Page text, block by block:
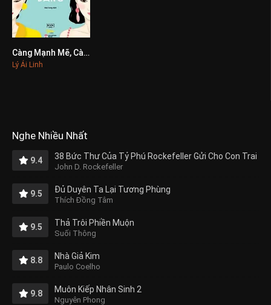
0Càng Mạnh Mẽ, Càng Dịu Dàng
Lý Ái Linh
Nghe Nhiều Nhất
9.4 38 Bức Thư Của Tỷ Phú Rockefeller Gửi Cho Con Trai
John D. Rockefeller
9.5 Đủ Duyên Ta Lại Tương Phùng
Thích Đồng Tâm
9.5 Thả Trôi Phiền Muộn
Suối Thông
8.8 Nhà Giả Kim
Paulo Coelho
9.8 Muôn Kiếp Nhân Sinh 2
Nguyên Phong